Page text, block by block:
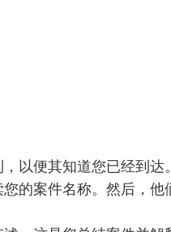
以便其知道您已经到达
的案件名称。然后，他